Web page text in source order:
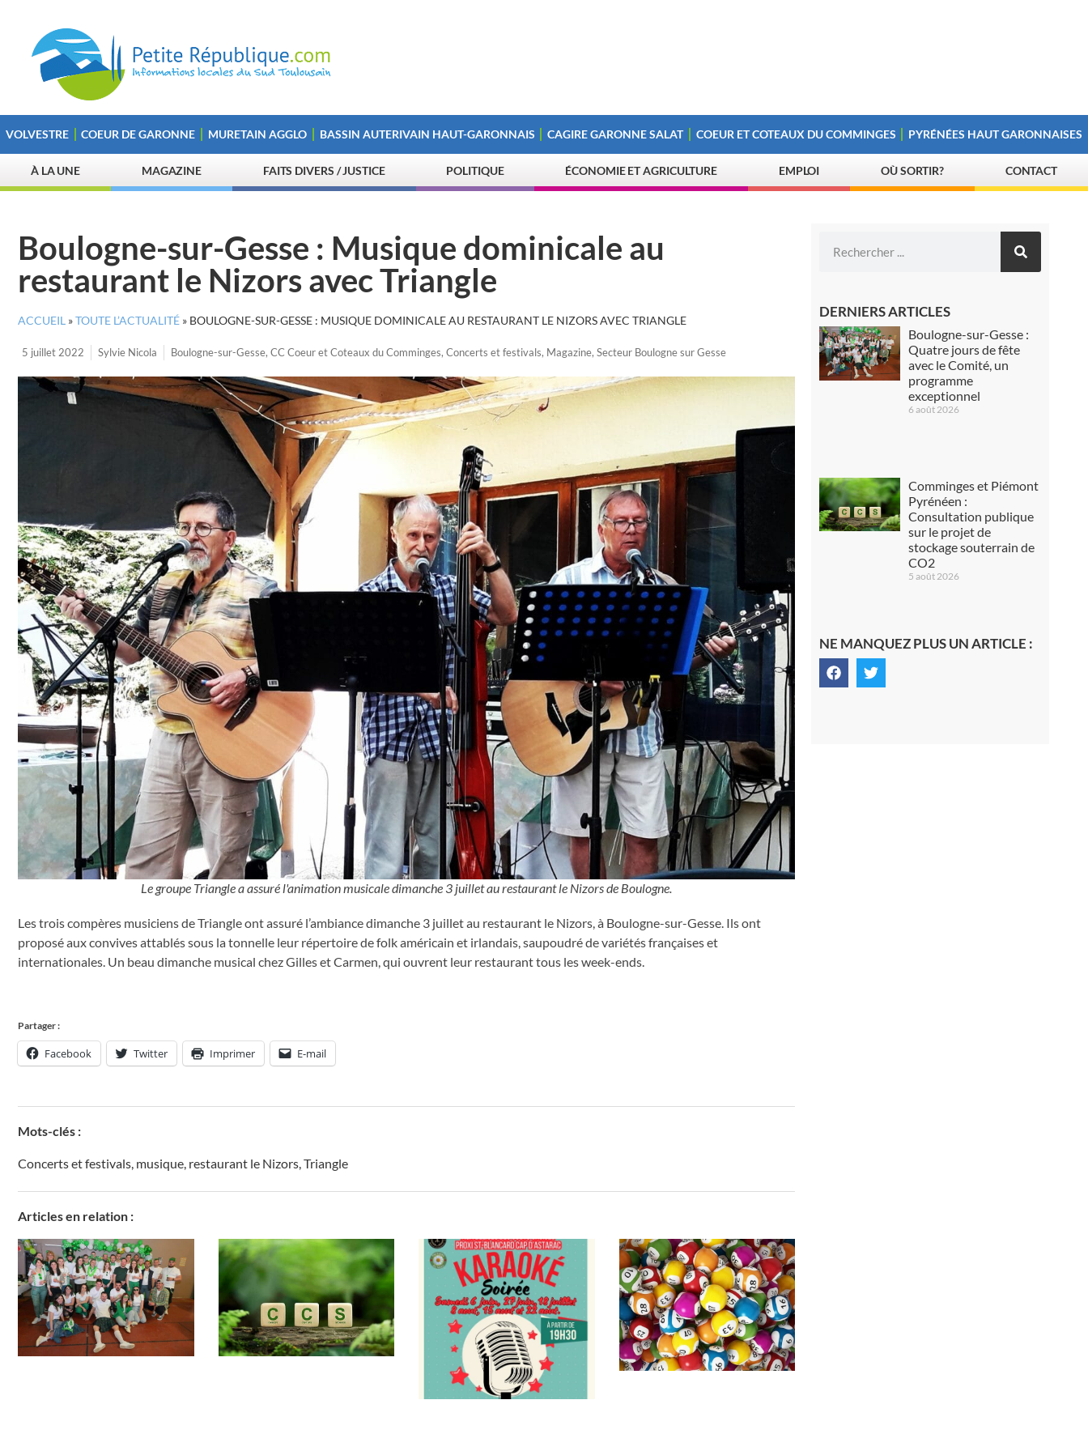
VOLVESTRE COEUR DE GARONNE MURETAIN AGGLO BASSIN AUTERIVAIN HAUT-GARONNAIS CAGIRE GARONNE SALAT COEUR ET COTEAUX DU COMMINGES PYRÉNÉES HAUT GARONNAISES
À LA UNE MAGAZINE FAITS DIVERS / JUSTICE POLITIQUE ÉCONOMIE ET AGRICULTURE EMPLOI OÙ SORTIR? CONTACT
Boulogne-sur-Gesse : Musique dominicale au
restaurant le Nizors avec Triangle
ACCUEIL »TOUTE L’ACTUALITÉ » BOULOGNE-SUR-GESSE : MUSIQUE DOMINICALE AU RESTAURANT LE NIZORS AVEC TRIANGLE
5 juillet 2022 Sylvie Nicola Boulogne-sur-Gesse, CC Coeur et Coteaux du Comminges, Concerts et festivals, Magazine, Secteur Boulogne sur Gesse
Le groupe Triangle a assuré l'animation musicale dimanche 3 juillet au restaurant le Nizors de Boulogne.
Les trois compères musiciens de Triangle ont assuré l’ambiance dimanche 3 juillet au restaurant le Nizors, à Boulogne-sur-Gesse. Ils ont
proposé aux convives attablés sous la tonnelle leur répertoire de folk américain et irlandais, saupoudré de variétés françaises et
internationales. Un beau dimanche musical chez Gilles et Carmen, qui ouvrent leur restaurant tous les week-ends.
Partager :
Facebook Twitter Imprimer E-mail
Mots-clés :
Concerts et festivals musique restaurant le Nizors Triangle
Articles en relation :
DERNIERS ARTICLES
Boulogne-sur-Gesse :
Quatre jours de fête
avec le Comité, un
programme
exceptionnel
6 août 2026
Comminges et Piémont
Pyrénéen :
Consultation publique
sur le projet de
stockage souterrain de
CO2
5 août 2026
NE MANQUEZ PLUS UN ARTICLE :